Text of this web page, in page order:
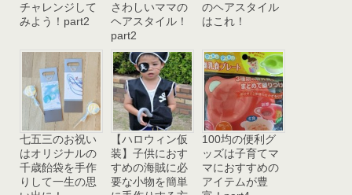
チャレンジして
みよう！part2
さわしいママの
ヘアスタイル！
part2
のヘアスタイル
はこれ！
七五三のお祝い
はオリジナルの
千歳飴袋を手作
りして一生の思
【ハロウィン仮
装】子供におす
すめの海賊に必
要な小物を簡単
100均の便利グ
ッズは子育てマ
マにおすすめの
アイテムが豊